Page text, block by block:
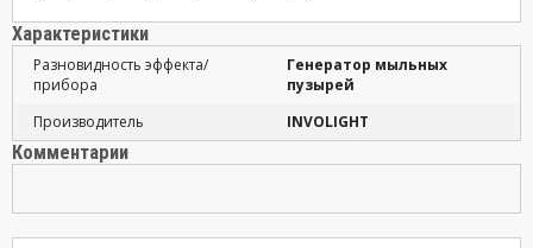
Характеристики
Разновидность эффекта/
прибора
Генератор мыльных
пузырей
Производитель
INVOLIGHT
Комментарии